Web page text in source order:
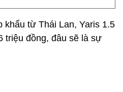
khẩu từ Thái Lan, Yaris 1.5
triệu đồng, đâu sẽ là sự